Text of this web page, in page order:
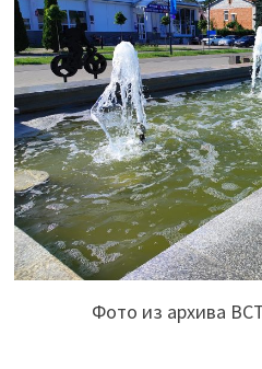
Фото из архива